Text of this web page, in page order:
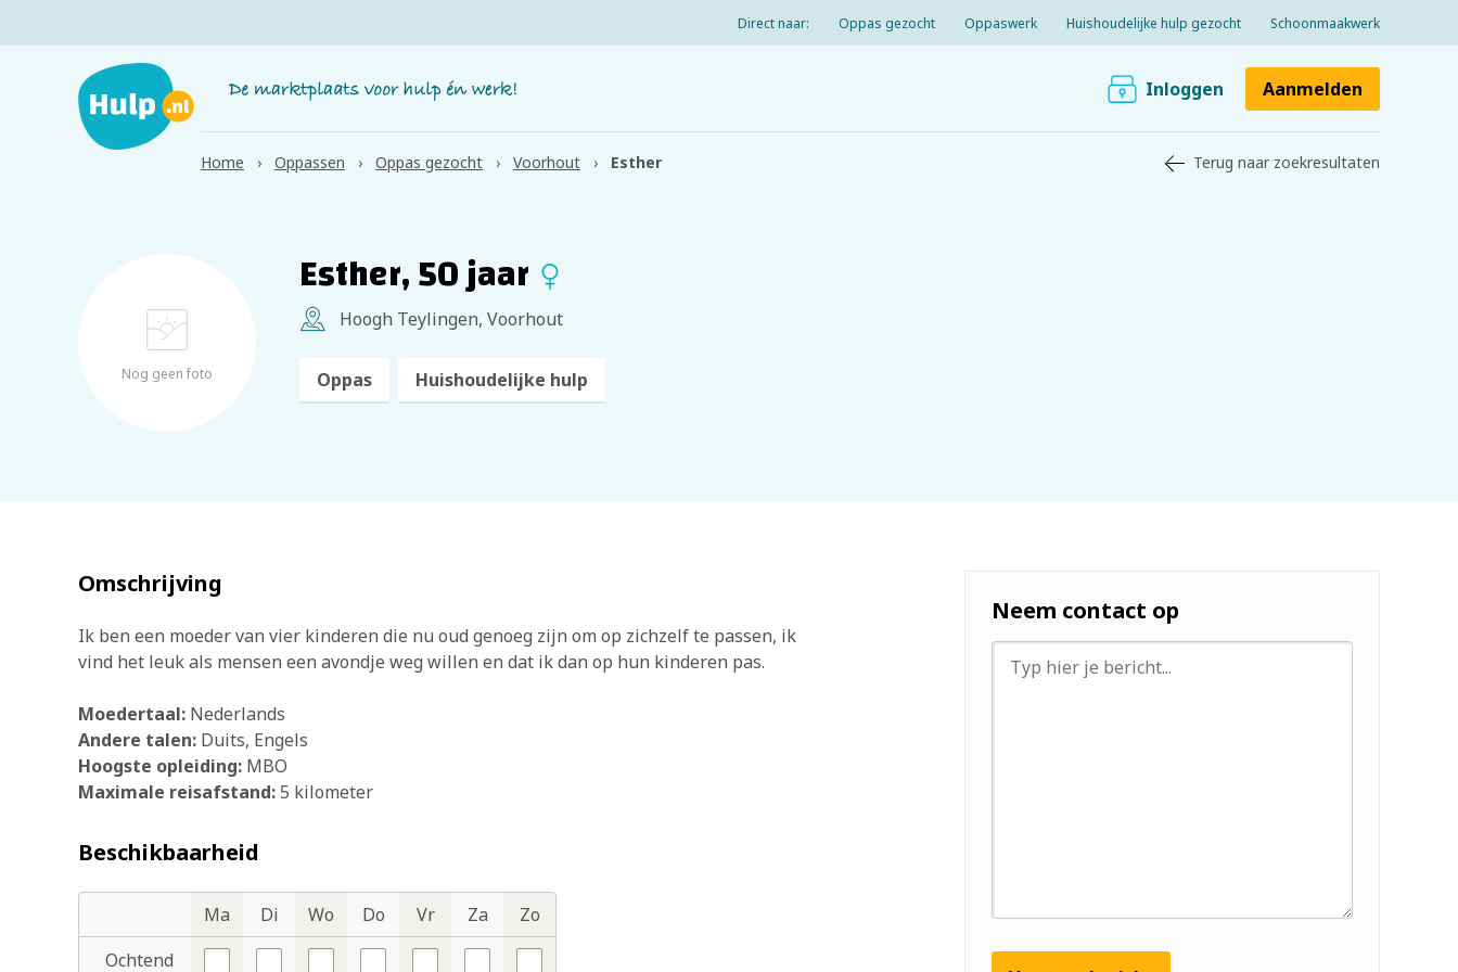
Direct naar: Oppas gezocht Oppaswerk Huishoudelijke hulp gezocht Schoonmaakwerk
Inloggen Aanmelden
Home Oppassen Oppas gezocht Voorhout Esther Terug naar zoekresultaten
Nog geen foto
Esther, 50 jaar
Hoogh Teylingen, Voorhout
Oppas Huishoudelijke hulp
Omschrijving
Ik ben een moeder van vier kinderen die nu oud genoeg zijn om op zichzelf te passen, ik
vind het leuk als mensen een avondje weg willen en dat ik dan op hun kinderen pas.
Moedertaal: Nederlands
Andere talen: Duits Engels
Hoogste opleiding: MBO
Maximale reisafstand:5 kilometer
Beschikbaarheid
DagdelenMa Di Wo Do Vr Za
Zo
Ochtend
Neem contact op